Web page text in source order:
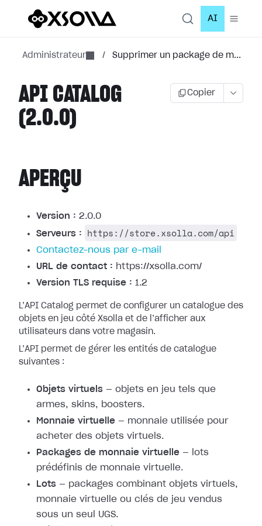
AI
Administrateur / Supprimer un package de m...
API CATALOG
(2.0.0)
Copier
APERÇU
Version : 2.0.0
Serveurs :
https://store.xsolla.com/api
Contactez-nous par e-mail
URL de contact : https://xsolla.com/
Version TLS requise : 1.2
L’API Catalog permet de configurer un catalogue des
objets en jeu côté Xsolla et de l’afficher aux
utilisateurs dans votre magasin.
L’API permet de gérer les entités de catalogue
suivantes :
Objets virtuels — objets en jeu tels que
armes, skins, boosters.
Monnaie virtuelle — monnaie utilisée pour
acheter des objets virtuels.
Packages de monnaie virtuelle — lots
prédéfinis de monnaie virtuelle.
Lots — packages combinant objets virtuels,
monnaie virtuelle ou clés de jeu vendus
sous un seul UGS.